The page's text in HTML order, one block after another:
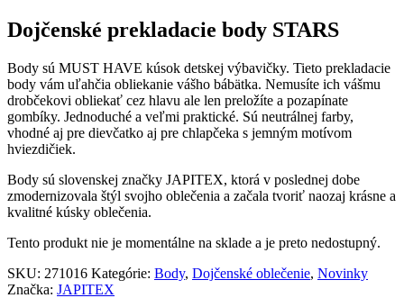
Dojčenské prekladacie body STARS
Body sú MUST HAVE kúsok detskej výbavičky. Tieto prekladacie
body vám uľahčia obliekanie vášho bábätka. Nemusíte ich vášmu
drobčekovi obliekať cez hlavu ale len preložíte a pozapínate
gombíky. Jednoduché a veľmi praktické. Sú neutrálnej farby,
vhodné aj pre dievčatko aj pre chlapčeka s jemným motívom
hviezdičiek.
Body sú slovenskej značky JAPITEX, ktorá v poslednej dobe
zmodernizovala štýl svojho oblečenia a začala tvoriť naozaj krásne a
kvalitné kúsky oblečenia.
Tento produkt nie je momentálne na sklade a je preto nedostupný.
SKU: 271016 Kategórie: Body, Dojčenské oblečenie, Novinky
Značka: JAPITEX